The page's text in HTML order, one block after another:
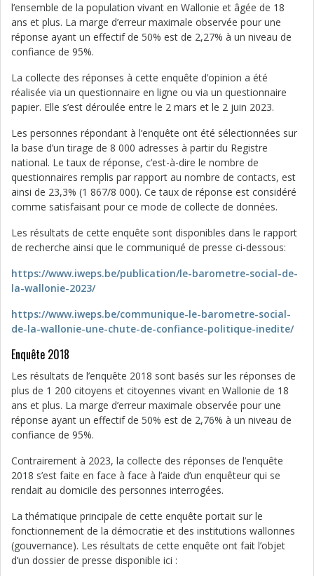
l’ensemble de la population vivant en Wallonie et âgée de 18
ans et plus. La marge d’erreur maximale observée pour une
réponse ayant un effectif de 50% est de 2,27% à un niveau de
confiance de 95%.
La collecte des réponses à cette enquête d’opinion a été
réalisée via un questionnaire en ligne ou via un questionnaire
papier. Elle s’est déroulée entre le 2 mars et le 2 juin 2023.
Les personnes répondant à l’enquête ont été sélectionnées sur
la base d’un tirage de 8 000 adresses à partir du Registre
national. Le taux de réponse, c’est-à-dire le nombre de
questionnaires remplis par rapport au nombre de contacts, est
ainsi de 23,3% (1 867/8 000). Ce taux de réponse est considéré
comme satisfaisant pour ce mode de collecte de données.
Les résultats de cette enquête sont disponibles dans le rapport
de recherche ainsi que le communiqué de presse ci-dessous:
https://www.iweps.be/publication/le-barometre-social-de-
la-wallonie-2023/
https://www.iweps.be/communique-le-barometre-social-
de-la-wallonie-une-chute-de-confiance-politique-inedite/
Enquête 2018
Les résultats de l’enquête 2018 sont basés sur les réponses de
plus de 1 200 citoyens et citoyennes vivant en Wallonie de 18
ans et plus. La marge d’erreur maximale observée pour une
réponse ayant un effectif de 50% est de 2,76% à un niveau de
confiance de 95%.
Contrairement à 2023, la collecte des réponses de l’enquête
2018 s’est faite en face à face à l’aide d’un enquêteur qui se
rendait au domicile des personnes interrogées.
La thématique principale de cette enquête portait sur le
fonctionnement de la démocratie et des institutions wallonnes
(gouvernance). Les résultats de cette enquête ont fait l’objet
d’un dossier de presse disponible ici :